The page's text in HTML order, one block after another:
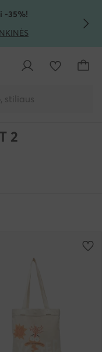
-35%!
stiliaus
2